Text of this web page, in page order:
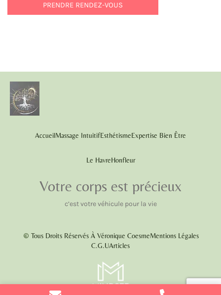
AccueilMassage IntuitifEsthétismeExpertise Bien Être
Le HavreHonfleur
Votre corps est précieux
c’est votre véhicule pour la vie
Tous Droits Réservés À Véronique CoesmeMentions Légales
C.G.UArticles